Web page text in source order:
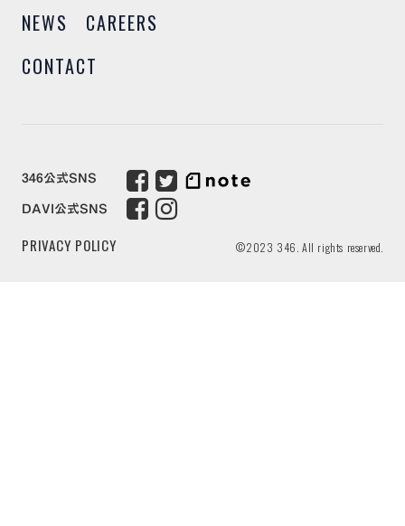
NEWS
CAREERS
CONTACT
346公式SNS
DAVI公式SNS
PRIVACY POLICY ©2023 346. All rights reserved.